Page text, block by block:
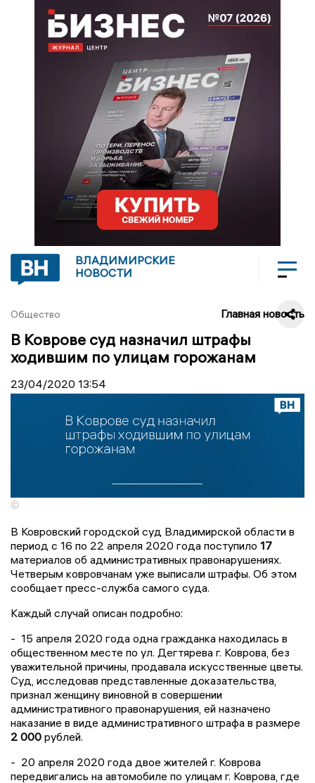
ВЛАДИМИРСКИЕ
НОВОСТИ
Общество Главная новость
В Коврове суд назначил штрафы
ходившим по улицам горожанам
23/04/2020 13:54
©
В Ковровский городской суд Владимирской области в
период с 16 по 22 апреля 2020 года поступило 17
материалов об административных правонарушениях.
Четверым ковровчанам уже выписали штрафы. Об этом
сообщает пресс-служба самого суда.
Каждый случай описан подробно:
- 15 апреля 2020 года одна гражданка находилась в
общественном месте по ул. Дегтярева г. Коврова, без
уважительной причины, продавала искусственные цветы.
Суд, исследовав представленные доказательства,
признал женщину виновной в совершении
административного правонарушения, ей назначено
наказание в виде административного штрафа в размере
2 000 рублей.
- 20 апреля 2020 года двое жителей г. Коврова
передвигались на автомобиле по улицам г. Коврова, где